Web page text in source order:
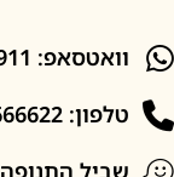
050-5681911
03-5666622